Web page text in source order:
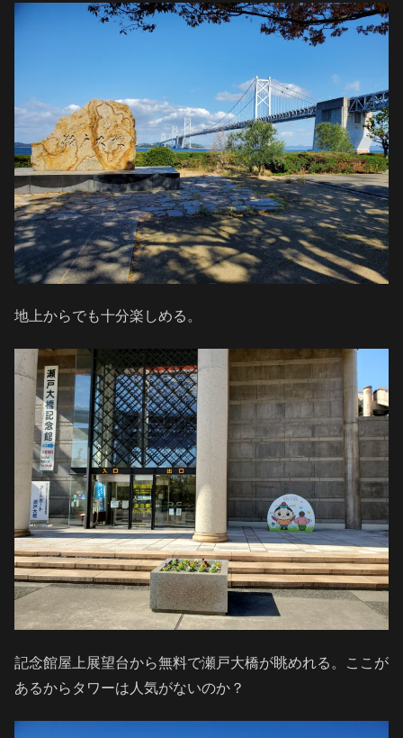
地上からでも十分楽しめる。
記念館屋上展望台から無料で瀬戸大橋が眺めれる。ここが
あるからタワーは人気がないのか？